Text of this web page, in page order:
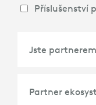
Příslušenství